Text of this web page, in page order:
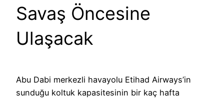
Savaş Öncesine
Ulaşacak
Abu Dabi merkezli havayolu Etihad Airways’in
sunduğu koltuk kapasitesinin bir kaç hafta